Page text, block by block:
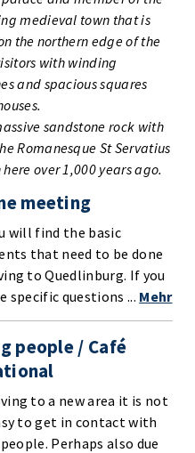
medieval town that is
the northern edge of the
with winding
and spacious squares
sandstone rock with
Romanesque St Servatius
over 1,000 years ago.
meeting
will find the basic
that need to be done
to Quedlinburg. If you
specific questions ... Mehr
people / Café
to a new area it is not
to get in contact with
Perhaps also due